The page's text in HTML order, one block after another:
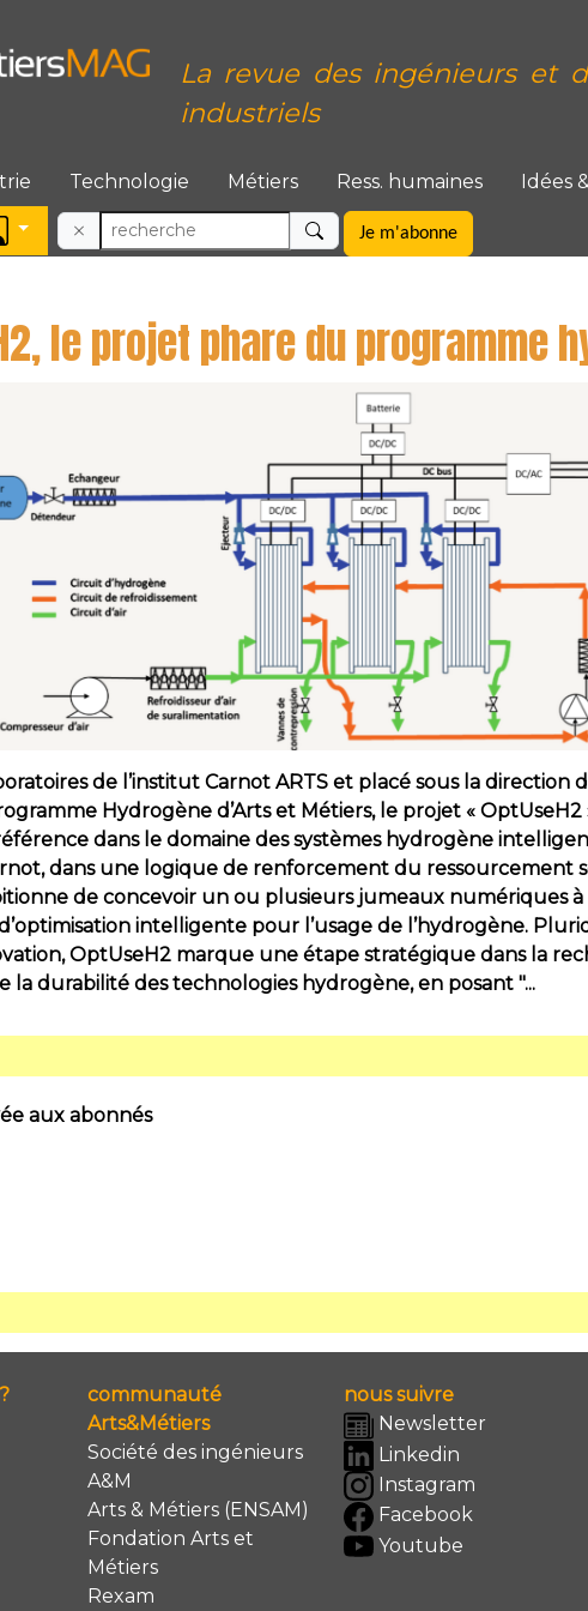
La revue des ingénieurs et
industriels
Technologie Métiers Ress. humaines Idées
Je m'abonne
le projet phare du programme
de l’institut Carnot ARTS et placé sous la direction
Hydrogène d’Arts et Métiers, le projet « OptUseH2
dans le domaine des systèmes hydrogène
dans une logique de renforcement du ressourcement
de concevoir un ou plusieurs jumeaux numériques
intelligente pour l’usage de l’hydrogène.
OptUseH2 marque une étape stratégique dans la
la durabilité des technologies hydrogène, en posant "...
aux abonnés
communauté
Arts&Métiers
Société des ingénieurs
A&M
Arts & Métiers (ENSAM)
Fondation Arts et
Métiers
Rexam
nous suivre
Newsletter
Linkedin
Instagram
Facebook
Youtube